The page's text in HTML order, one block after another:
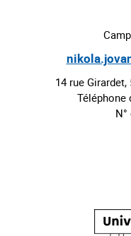
14 rue
Téléphone